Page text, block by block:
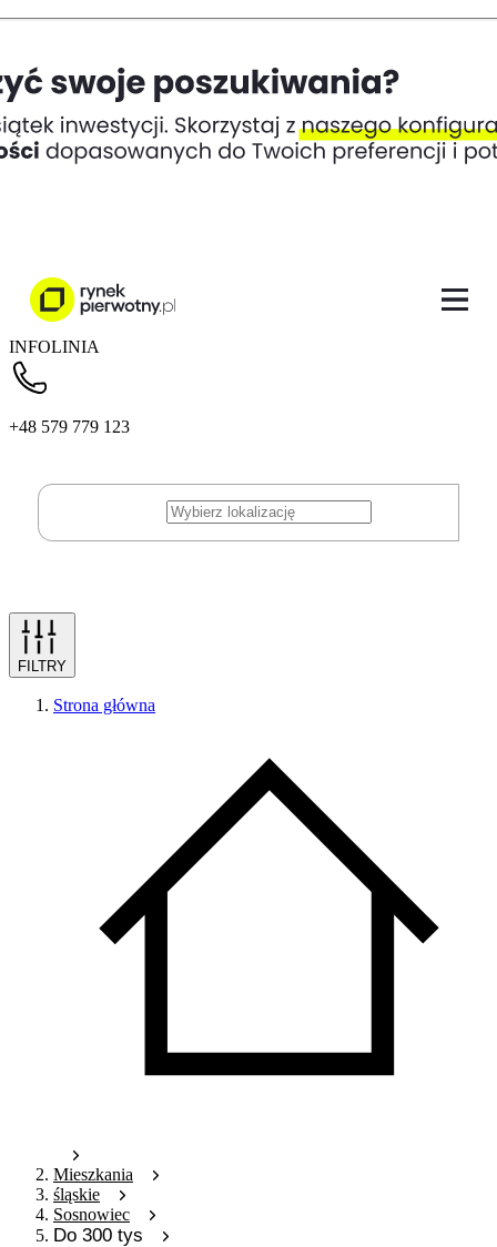
INFOLINIA
+48 579 779 123
FILTRY
Strona główna
Mieszkania
śląskie
Sosnowiec
Do 300 tys